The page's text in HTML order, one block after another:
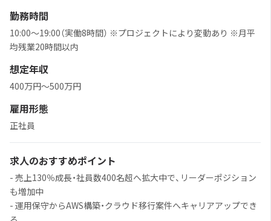
勤務時間
10:00～19:00（実働8時間） ※プロジェクトにより変動あり ※月平
均残業20時間以内
想定年収
400万円～500万円
雇用形態
正社員
求人のおすすめポイント
- 売上130％成長・社員数400名超へ拡大中で、リーダーポジション
も増加中
- 運用保守からAWS構築・クラウド移行案件へキャリアアップでき